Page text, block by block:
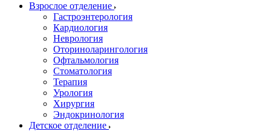
Взрослое отделение
Гастроэнтерология
Кардиология
Неврология
Оториноларингология
Офтальмология
Стоматология
Терапия
Урология
Хирургия
Эндокринология
Детское отделение